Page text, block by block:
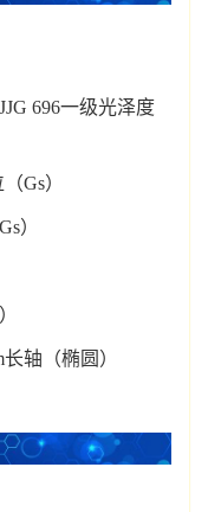
696一级光泽度
Gs）
）
）
轴（椭圆）